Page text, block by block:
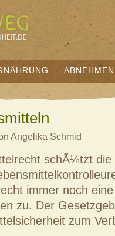
ABNEHMEN
Angelika Schmid
schÃ¼tzt die
immer noch
zu. Der
zum